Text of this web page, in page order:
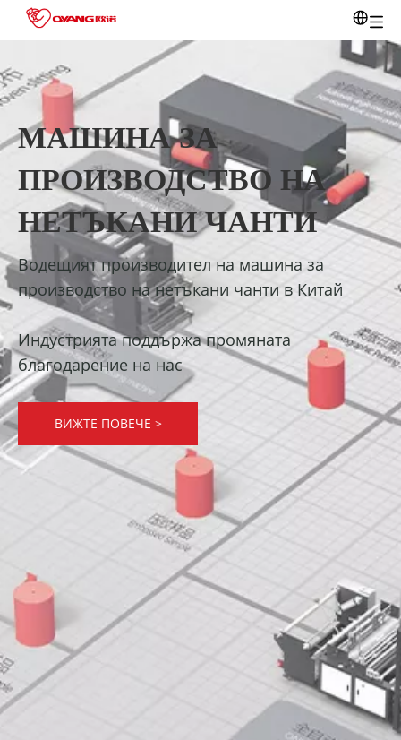
МАШИНА ЗА
ПРОИЗВОДСТВО НА
НЕТЪКАНИ ЧАНТИ
Водещият производител на машина за
производство на нетъкани чанти в Китай
Индустрията поддържа промяната
благодарение на нас
ВИЖТЕ ПОВЕЧЕ >